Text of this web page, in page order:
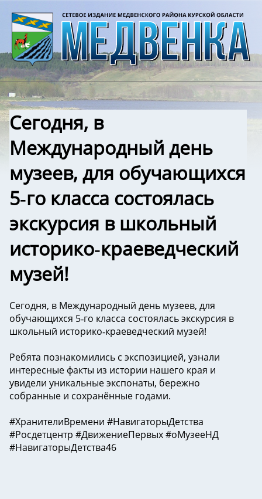
Сегодня, в
Международный день
музеев, для обучающихся
5‑го класса состоялась
экскурсия в школьный
историко‑краеведческий
музей!
Сегодня, в Международный день музеев, для
обучающихся 5‑го класса состоялась экскурсия в
школьный историко‑краеведческий музей!
Ребята познакомились с экспозицией, узнали
интересные факты из истории нашего края и
увидели уникальные экспонаты, бережно
собранные и сохранённые годами.
#ХранителиВремени #НавигаторыДетства
#Росдетцентр #ДвижениеПервых #оМузееНД
#НавигаторыДетства46